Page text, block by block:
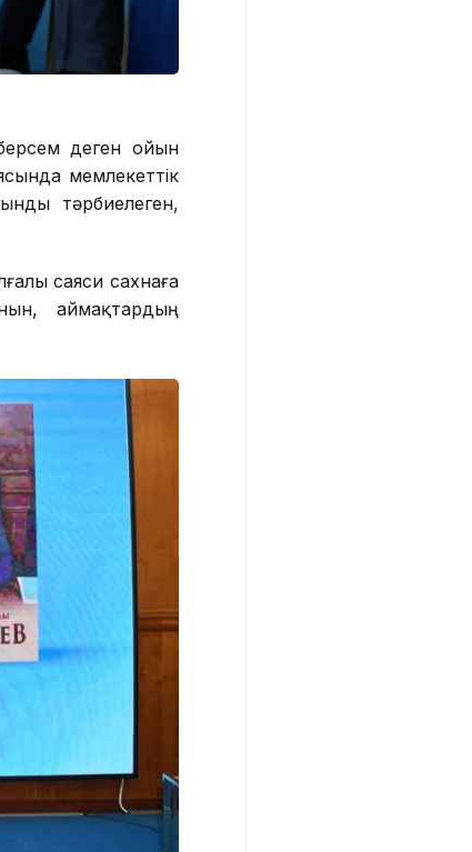
деген ойын
мемлекеттік
тәрбиелеген,
саяси сахнаға
аймақтардың